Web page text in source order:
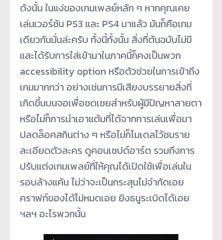
ดังนั้น ในแง่ของเกมเพลย์หลัก ๆ หากคุณเคย
เล่นเวอร์ชัน PS3 และ PS4 มาแล้ว มันก็คือเกม
เดียวกันนั่นล่ะครับ ทั้งนี้ทั้งนั้น สิ่งที่ต้นฉบับไม่มี
และได้รับการใส่เข้ามาในภาคนี้ก็คงเป็นพวก
accessibility option หรือตัวช่วยในการเข้าถึง
เกมมากกว่า อย่างเช่นการมีเสียงบรรยายสิ่งที่
เกิดขึ้นบนจอเพื่อชดเชยสำหรับผู้มีปัญหาสายตา
หรือไม่ก็การนำเอาแต้มที่ได้จากการเล่นเพื่อมา
ปลดล็อคสกินต่าง ๆ หรือไม่ก็โมเดลไว้ชมราย
ละเอียดตัวละคร ดูคอนเซปต์อาร์ต รวมถึงการ
ปรับแต่งเกมเพลย์ที่ให้คุณได้เปิดใช้เพื่อเล่นใน
รอบล้างแค้น ไม่ว่าจะเป็นกระสุนไม่จำกัดเอย
คราฟท์ของได้ไม่หมดเอย ยิงธนูระเบิดได้เอย
ฯลฯ อะไรพวกนั้น